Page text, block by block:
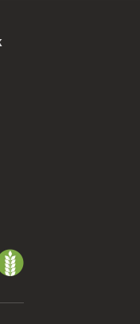
à
end et
petite
la
n’y a pas
et qu’il
ne nous a
mais ce